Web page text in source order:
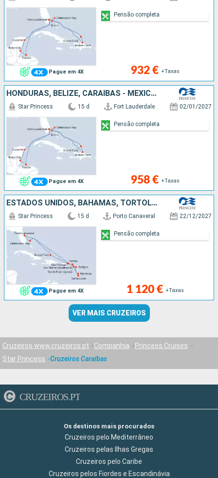
Pague em 4X 932 € +Taxas
Pensão completa
HONDURAS, BELIZE, CARAIBAS - MEXICO, ILHAS TURCAS E CAICOS, REPÚBLICA DOMINICANA, BAHAMAS, ESTADOS UNIDOS
Pague em 4X
Star Princess 15 d Fort Lauderdale 02/01/2027
958 € +Taxas
Pensão completa
ESTADOS UNIDOS, BAHAMAS, TORTOLA, SÃO MARTINHO, MARTINICA, SANTA LÚCIA, ANTÍGUA E BARBUDA, SÃO TOMÁS, ILHAS TURCAS E CAICOS
Pague em 4X
Star Princess 15 d Porto Canaveral 22/12/2027
1 120 € +Taxas
Pensão completa
VER MAIS CRUZEIROS
Cruzeiros www.cruzeiros.pt Companhia
Princess Cruises
Star Princess
Cruzeiros Caraíbas
CRUZEIROS.PT
Os destinos mais procurados
Cruzeiros pelo Mediterrâneo
Cruzeiros pelas Ilhas Gregas
Cruzeiros pelo Caribe
Cruzeiros pelos Fiordes e Escandinávia